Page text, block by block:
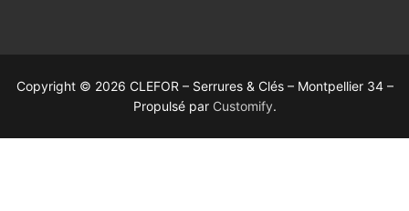
Copyright © 2026 CLEFOR – Serrures & Clés – Montpellier 34 –
Propulsé par Customify.